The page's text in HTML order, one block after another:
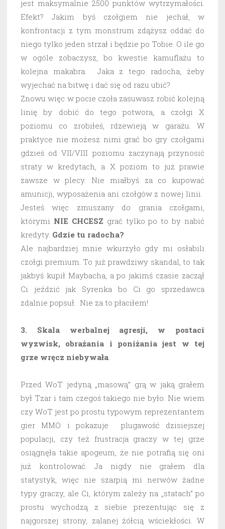
jest maksymalnie 2500 punktów wytrzymałości.
Efekt? Jakim byś czołgiem nie jechał, w
konfrontacji z tym monstrum zdążysz oddać do
niego tylko jeden strzał i będzie po Tobie. O ile go
w ogóle zobaczysz, bo kwestie kamuflażu to
kolejna makabra. Jaka z tego radocha, żeby
wyjechać na bitwę i dać się od razu ubić?
Znowu więc w pocie czoła zasuwasz robić kolejną
linię by dobić do tego potwora, a czołgi X
poziomu co zrobiłeś, rdzewieją w garażu. W
praktyce nie możesz nimi grać bo gry czołgami
gdzieś od VII/VIII poziomu zaczynają przynosić
straty w kredytach, a X poziom to już prawie
zawsze w plecy. Nie miałbyś za co kupować
amunicji, wyposażenia ani czołgów z nowej linii.
Jesteś więc zmuszany do grania czołgami,
którymi NIE CHCESZ grać tylko po to by nabić
kredyty. Gdzie tu radocha?
Ale najbardziej mnie wkurzyło gdy mi osłabili
czołgi premium. To już prawdziwy skandal, to tak
jakbyś kupił Maybacha, a po jakimś czasie zaczął
Ci jeździć jak Syrenka bo Ci go sprzedawca
zdalnie popsuł. Nie za to płaciłem!
3. Skala werbalnej agresji, w postaci
wyzwisk, obrażania i poniżania jest w tej
grze wręcz niebywała.
Przed WoT jedyną „masową” grą w jaką grałem
był Tzar i tam czegoś takiego nie było. Nie wiem
czy WoT jest po prostu typowym reprezentantem
gier MMO i pokazuje plugawość dzisiejszej
populacji, czy też frustracja graczy w tej grze
osiągnęła takie apogeum, że nie potrafią się oni
już kontrolować. Ja nigdy nie grałem dla
statystyk, więc nie szarpią mi nerwów żadne
typy graczy, ale Ci, którym zależy na „statach” po
prostu wychodzą z siebie prezentując się z
najgorszej strony, zalanej żółcią wściekłości. W